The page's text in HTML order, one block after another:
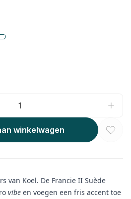
winkelwagen
van Koel. De Francie II Suède
vibe en voegen een fris accent toe